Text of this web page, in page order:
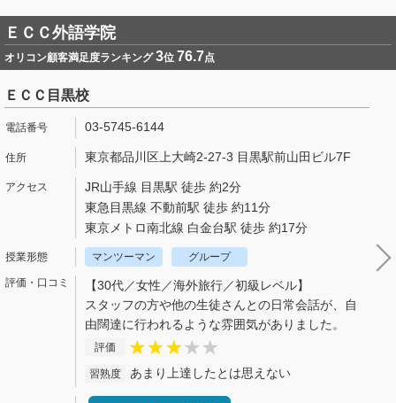
ＥＣＣ外語学院
オリコン顧客満足度ランキング3位 76.7点
ＥＣＣ目黒校
03-5745-6144
東京都品川区上大崎2-27-3 目黒駅前山田ビル7F
JR山手線 目黒駅 徒歩 約2分
東急目黒線 不動前駅 徒歩 約11分
東京メトロ南北線 白金台駅 徒歩 約17分
マンツーマン グループ
【30代／女性／海外旅行／初級レベル】
スタッフの方や他の生徒さんとの日常会話が、自
由闊達に行われるような雰囲気がありました。
評価
習熟度 あまり上達したとは思えない